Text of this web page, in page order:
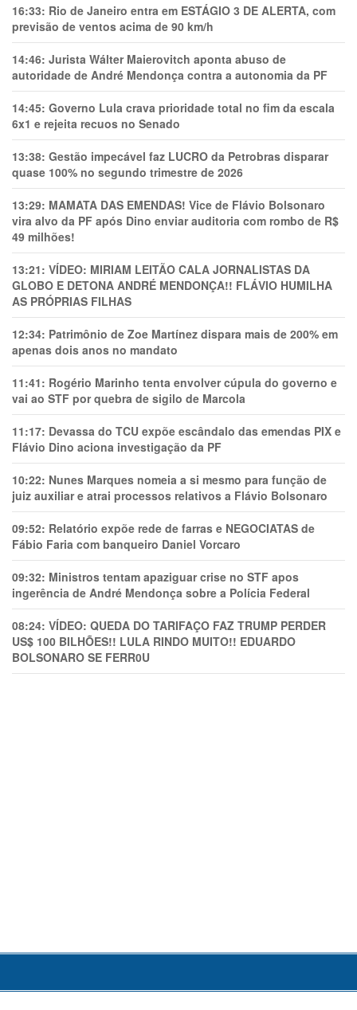
16:33: Rio de Janeiro entra em ESTÁGIO 3 DE ALERTA, com
previsão de ventos acima de 90 km/h
14:46: Jurista Wálter Maierovitch aponta abuso de
autoridade de André Mendonça contra a autonomia da PF
14:45: Governo Lula crava prioridade total no fim da escala
6x1 e rejeita recuos no Senado
13:38: Gestão impecável faz LUCRO da Petrobras disparar
quase 100% no segundo trimestre de 2026
13:29: MAMATA DAS EMENDAS! Vice de Flávio Bolsonaro
vira alvo da PF após Dino enviar auditoria com rombo de R$
49 milhões!
13:21: VÍDEO: MIRIAM LEITÃO CALA JORNALISTAS DA
GLOBO E DETONA ANDRÉ MENDONÇA!! FLÁVIO HUMILHA
AS PRÓPRIAS FILHAS
12:34: Patrimônio de Zoe Martínez dispara mais de 200% em
apenas dois anos no mandato
11:41: Rogério Marinho tenta envolver cúpula do governo e
vai ao STF por quebra de sigilo de Marcola
11:17: Devassa do TCU expõe escândalo das emendas PIX e
Flávio Dino aciona investigação da PF
10:22: Nunes Marques nomeia a si mesmo para função de
juiz auxiliar e atrai processos relativos a Flávio Bolsonaro
09:52: Relatório expõe rede de farras e NEGOCIATAS de
Fábio Faria com banqueiro Daniel Vorcaro
09:32: Ministros tentam apaziguar crise no STF apos
ingerência de André Mendonça sobre a Polícia Federal
08:24: VÍDEO: QUEDA DO TARIFAÇO FAZ TRUMP PERDER
US$ 100 BILHÕES!! LULA RINDO MUITO!! EDUARDO
BOLSONARO SE FERR0U